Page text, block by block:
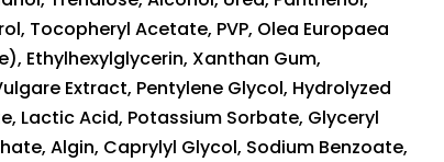
Tocopheryl Acetate, PVP, Olea Europaea
Ethylhexylglycerin, Xanthan Gum,
Extract, Pentylene Glycol, Hydrolyzed
Lactic Acid, Potassium Sorbate, Glyceryl
Algin, Caprylyl Glycol, Sodium Benzoate,